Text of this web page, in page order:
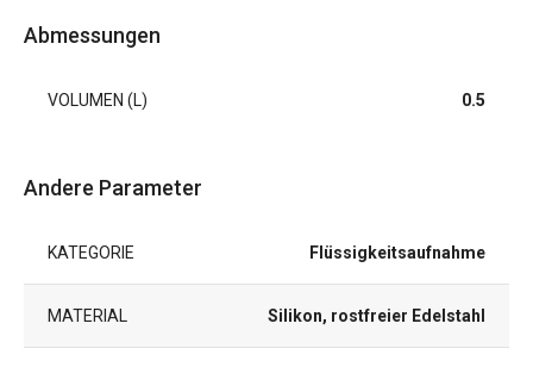
Abmessungen
VOLUMEN (L) 0.5
Andere Parameter
KATEGORIE Flüssigkeitsaufnahme
MATERIAL Silikon, rostfreier Edelstahl